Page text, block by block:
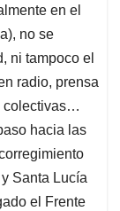
en el
no se
ni tampoco el
radio, prensa
colectivas…
hacia las
Santa Lucía
el Frente